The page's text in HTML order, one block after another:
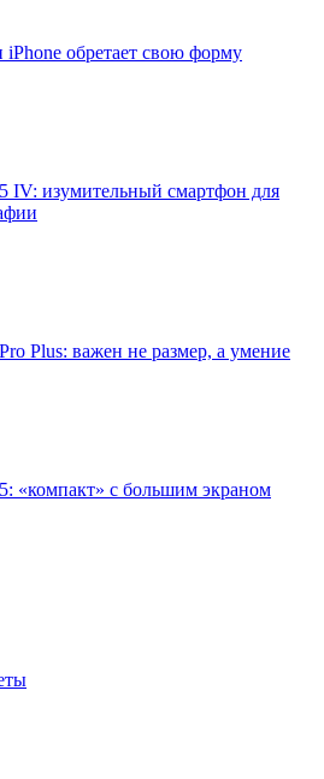
обретает свою форму
IV: изумительный смартфон для
Plus: важен не размер, а умение
«компакт» с большим экраном